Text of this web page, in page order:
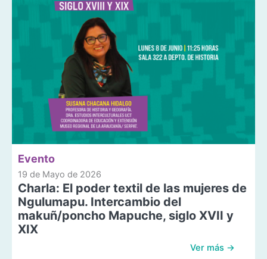
Evento
19 de Mayo de 2026
Charla: El poder textil de las mujeres de
Ngulumapu. Intercambio del
makuñ/poncho Mapuche, siglo XVII y
XIX
Ver más →